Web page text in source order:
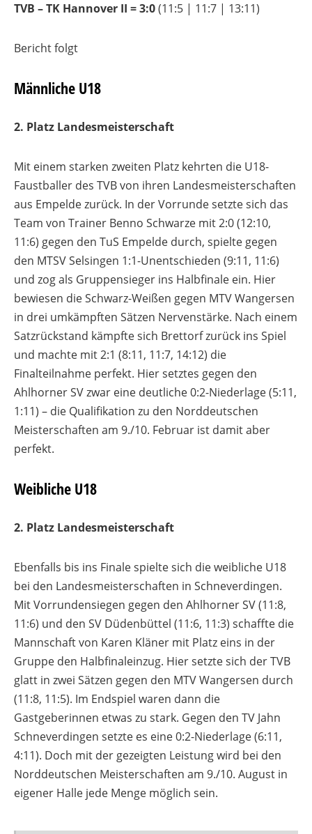
TVB – TK Hannover II =3:0(11:5 | 11:7 | 13:11)
Bericht folgt
Männliche U18
2. Platz Landesmeisterschaft
Mit einem starken zweiten Platz kehrten die U18-
Faustballer des TVB von ihren Landesmeisterschaften
aus Empelde zurück. In der Vorrunde setzte sich das
Team von Trainer Benno Schwarze mit 2:0 (12:10,
11:6) gegen den TuS Empelde durch, spielte gegen
den MTSV Selsingen 1:1-Unentschieden (9:11, 11:6)
und zog als Gruppensieger ins Halbfinale ein. Hier
bewiesen die Schwarz-Weißen gegen MTV Wangersen
in drei umkämpften Sätzen Nervenstärke. Nach einem
Satzrückstand kämpfte sich Brettorf zurück ins Spiel
und machte mit 2:1 (8:11, 11:7, 14:12) die
Finalteilnahme perfekt. Hier setztes gegen den
Ahlhorner SV zwar eine deutliche 0:2-Niederlage (5:11,
1:11) – die Qualifikation zu den Norddeutschen
Meisterschaften am 9./10. Februar ist damit aber
perfekt.
Weibliche U18
2. Platz Landesmeisterschaft
Ebenfalls bis ins Finale spielte sich die weibliche U18
bei den Landesmeisterschaften in Schneverdingen.
Mit Vorrundensiegen gegen den Ahlhorner SV (11:8,
11:6) und den SV Düdenbüttel (11:6, 11:3) schaffte die
Mannschaft von Karen Kläner mit Platz eins in der
Gruppe den Halbfinaleinzug. Hier setzte sich der TVB
glatt in zwei Sätzen gegen den MTV Wangersen durch
(11:8, 11:5). Im Endspiel waren dann die
Gastgeberinnen etwas zu stark. Gegen den TV Jahn
Schneverdingen setzte es eine 0:2-Niederlage (6:11,
4:11). Doch mit der gezeigten Leistung wird bei den
Norddeutschen Meisterschaften am 9./10. August in
eigener Halle jede Menge möglich sein.